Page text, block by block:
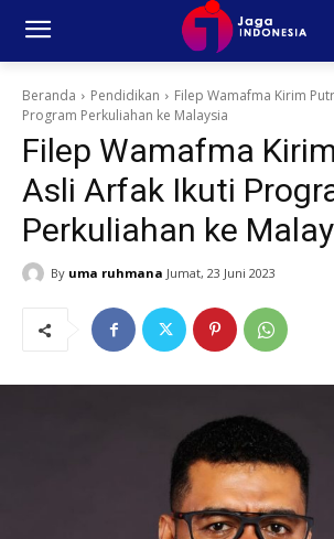
Beranda Pendidikan
Filep Wamafma Kirim
Program Perkuliahan ke Malaysia
Filep Wamafma
Asli Arfak Ikuti
Perkuliahan ke
By uma ruhmana Jumat, 23 Juni 2023